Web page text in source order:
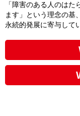
「障害のある人のは
ます」という理念の基
永続的発展に寄与して